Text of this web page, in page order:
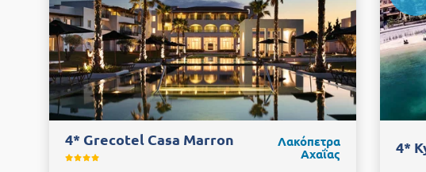
4* Grecotel Casa Marron
Λακόπετρα
Αχαΐας
4*